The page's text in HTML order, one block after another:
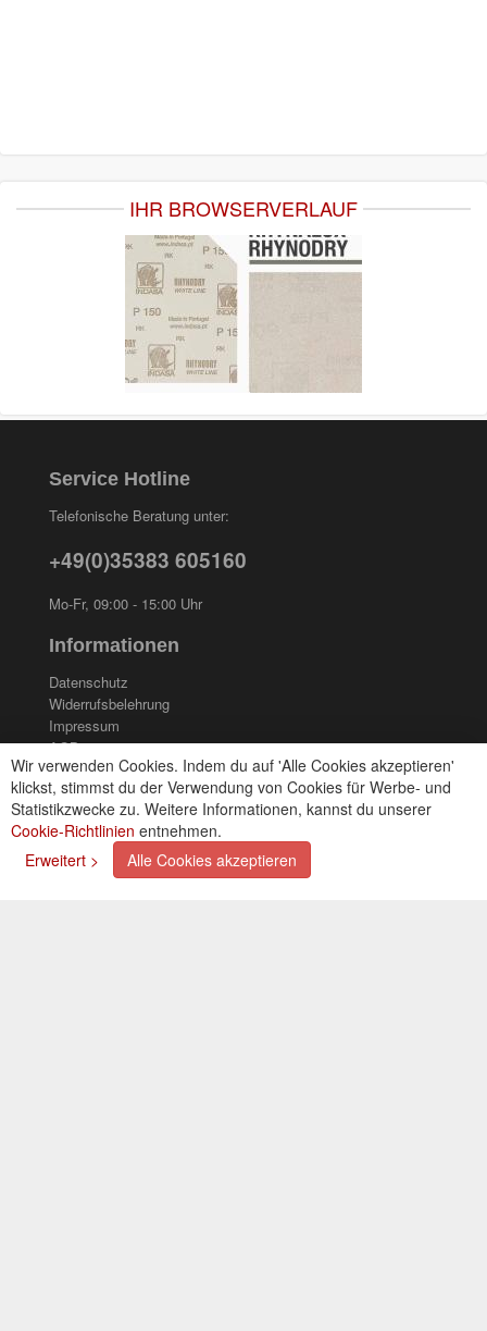
IHR BROWSERVERLAUF
Wir verwenden Cookies. Indem du auf 'Alle Cookies akzeptieren'
klickst, stimmst du der Verwendung von Cookies für Werbe- und
Statistikzwecke zu. Weitere Informationen, kannst du unserer
Cookie-Richtlinien entnehmen.
Erweitert >
Alle Cookies akzeptieren
Service Hotline
Telefonische Beratung unter:
+49(0)35383 605160
Mo-Fr, 09:00 - 15:00 Uhr
Informationen
Datenschutz
Widerrufsbelehrung
Impressum
AGB
Kontakt
Cookies einstellungen
Zahlungsarten